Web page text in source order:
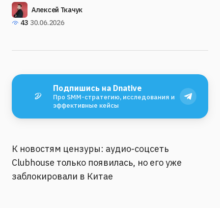
Алексей Ткачук
43 30.06.2026
Подпишись на Dnative
Про SMM-стратегию, исследования и
эффективные кейсы
К новостям цензуры: аудио-соцсеть
Clubhouse только появилась, но его уже
заблокировали в Китае